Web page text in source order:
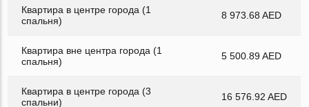
Квартира в центре города (1
спальня)
8 973.68 AED
Квартира вне центра города (1
спальня)
5 500.89 AED
Квартира в центре города (3
спальни)
16 576.92 AED